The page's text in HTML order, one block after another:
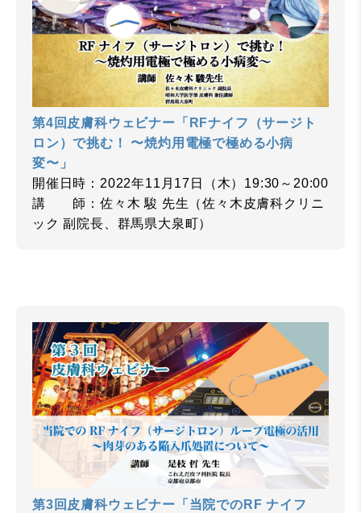
第4回皮膚科ウェビナー「RFナイフ（サージト
ロン）で挑む！ 〜焼灼用電極で極める小病
変〜」
開催日時：2022年11月17日（木）19:30～20:00
講 師：佐々木 駿 先生（佐々木皮膚科クリニ
ック 副院長、群馬県大泉町）
第3回皮膚科ウェビナー「当院でのRF ナイフ